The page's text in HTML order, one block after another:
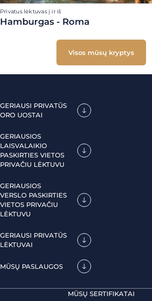
Privatus lėktuvas į ir iš
Hamburgas - Roma
Visos mūsų kryptys
GERIAUSI PRIVATŪS
ORO UOSTAI
GERIAUSIOS
LAISVALAIKIO
PASKIRTIES VIETOS
PRIVAČIU LĖKTUVU
GERIAUSIOS
VERSLO PASKIRTIES
VIETOS PRIVAČIU
LĖKTUVU
GERIAUSI PRIVATŪS
LĖKTUVAI
MŪSŲ PASLAUGOS
MŪSŲ SERTIFIKATAI